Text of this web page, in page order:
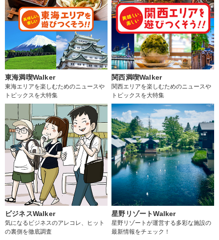
東海満喫Walker
東海エリアを楽しむためのニュースや
トピックスを大特集
関西満喫Walker
関西エリアを楽しむためのニュースや
トピックスを大特集
ビジネスWalker
気になるビジネスのアレコレ、ヒット
の裏側を徹底調査
星野リゾートWalker
星野リゾートが運営する多彩な施設の
最新情報をチェック！